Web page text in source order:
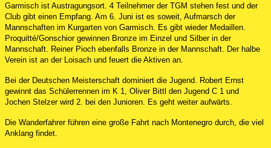
Garmisch ist Austragungsort. 4 Teilnehmer der TGM stehen fest und der
Club gibt einen Empfang. Am 6. Juni ist es soweit, Aufmarsch der
Mannschaften im Kurgarten von Garmisch. Es gibt wieder Medaillen.
Proquitté/Gonschior gewinnen Bronze im Einzel und Silber in der
Mannschaft. Reiner Pioch ebenfalls Bronze in der Mannschaft. Der halbe
Verein ist an der Loisach und feuert die Aktiven an.
Bei der Deutschen Meisterschaft dominiert die Jugend. Robert Ernst
gewinnt das Schülerrennen im K 1, Oliver Bittl den Jugend C 1 und
Jochen Stelzer wird 2. bei den Junioren. Es geht weiter aufwärts.
Die Wanderfahrer führen eine große Fahrt nach Montenegro durch, die viel
Anklang findet.